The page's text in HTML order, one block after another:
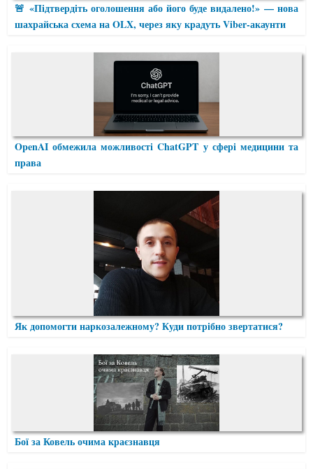
🚨 «Підтвердіть оголошення або його буде видалено!» — нова
шахрайська схема на OLX, через яку крадуть Viber-акаунти
OpenAI обмежила можливості ChatGPT у сфері медицини та
права
Як допомогти наркозалежному? Куди потрібно звертатися?
Бої за Ковель очима краєзнавця